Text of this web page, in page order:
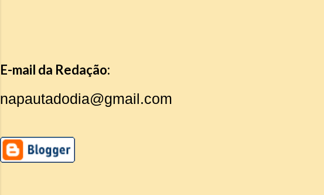
E-mail da Redação:
napautadodia@gmail.com